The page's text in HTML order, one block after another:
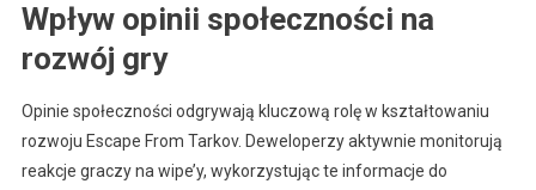
Wpływ opinii społeczności na
rozwój gry
Opinie społeczności odgrywają kluczową rolę w kształtowaniu
rozwoju Escape From Tarkov. Deweloperzy aktywnie monitorują
reakcje graczy na wipe’y, wykorzystując te informacje do